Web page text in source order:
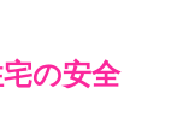
の安全